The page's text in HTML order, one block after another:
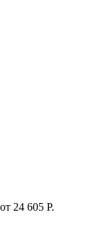
24 605 Р.